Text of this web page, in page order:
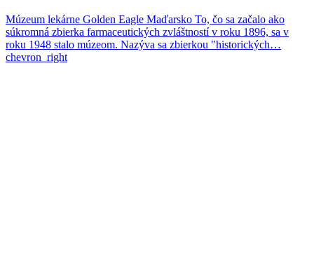
Múzeum lekárne Golden Eagle Maďarsko To, čo sa začalo ako
súkromná zbierka farmaceutických zvláštností v roku 1896, sa v
roku 1948 stalo múzeom. Nazýva sa zbierkou "historických…
chevron_right